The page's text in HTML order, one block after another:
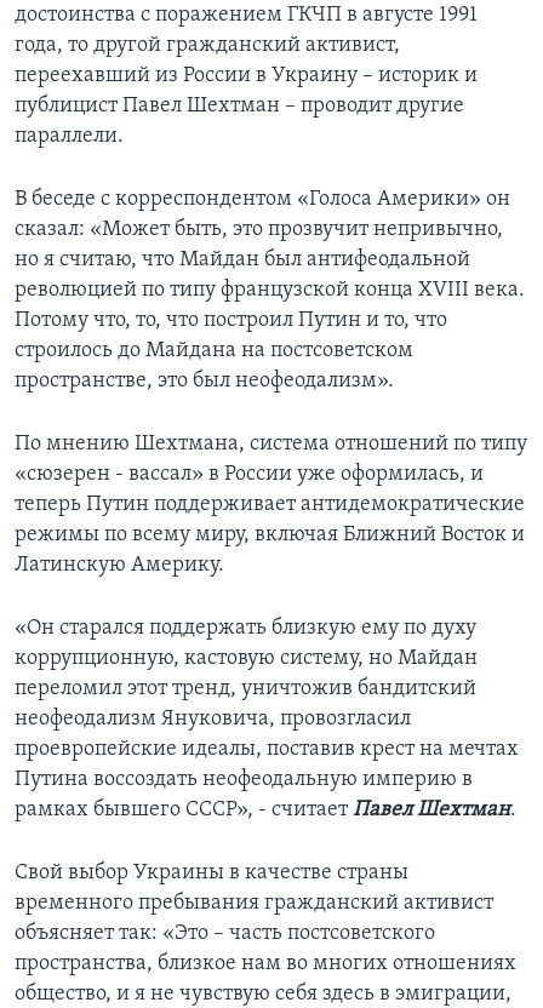
достоинства с поражением ГКЧП в августе 1991
года, то другой гражданский активист,
переехавший из России в Украину – историк и
публицист Павел Шехтман – проводит другие
параллели.
В беседе с корреспондентом «Голоса Америки» он
сказал: «Может быть, это прозвучит непривычно,
но я считаю, что Майдан был антифеодальной
революцией по типу французской конца XVIII века.
Потому что, то, что построил Путин и то, что
строилось до Майдана на постсоветском
пространстве, это был неофеодализм».
По мнению Шехтмана, система отношений по типу
«сюзерен - вассал» в России уже оформилась, и
теперь Путин поддерживает антидемократические
режимы по всему миру, включая Ближний Восток и
Латинскую Америку.
«Он старался поддержать близкую ему по духу
коррупционную, кастовую систему, но Майдан
переломил этот тренд, уничтожив бандитский
неофеодализм Януковича, провозгласил
проевропейские идеалы, поставив крест на мечтах
Путина воссоздать неофеодальную империю в
рамках бывшего СССР», - считаетПавел Шехтман.
Свой выбор Украины в качестве страны
временного пребывания гражданский активист
объясняет так: «Это – часть постсоветского
пространства, близкое нам во многих отношениях
общество, и я не чувствую себя здесь в эмиграции,